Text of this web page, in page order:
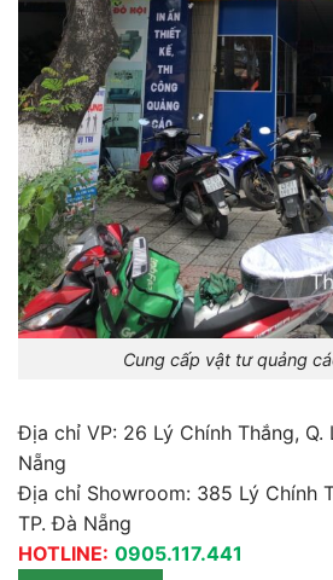
Cung cấp vật tư quảng
Địa chỉ VP: 26 Lý Chính Thắng, Q.
Nẵng
Địa chỉ Showroom: 385 Lý Chính
TP. Đà Nẵng
HOTLINE: 0905.117.441